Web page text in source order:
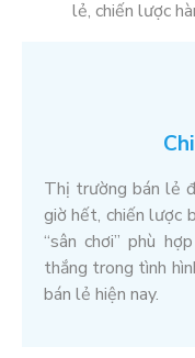
lẻ, chiến lược
Thị trường bán lẻ
giờ hết, chiến lược
“sân chơi” phù
thắng trong tình
bán lẻ hiện nay.